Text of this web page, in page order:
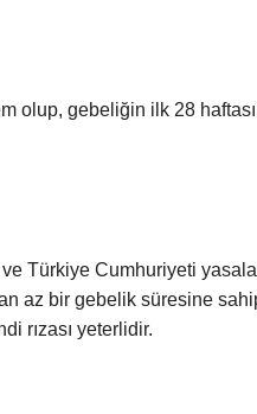
olup, gebeliğin ilk 28
Türkiye Cumhuriyeti
az bir gebelik süresine
rızası yeterlidir.